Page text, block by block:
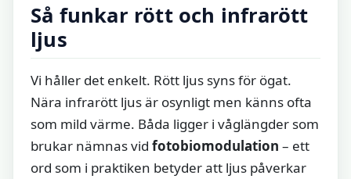
Så funkar rött och infrarött
ljus
Vi håller det enkelt. Rött ljus syns för ögat.
Nära infrarött ljus är osynligt men känns ofta
som mild värme. Båda ligger i våglängder som
brukar nämnas vid fotobiomodulation – ett
ord som i praktiken betyder att ljus påverkar